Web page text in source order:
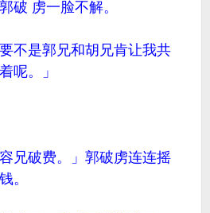
破 虏一脸不解。
不是郭兄和胡兄肯让我共
呢。」
兄破费。」郭破虏连连摇
。